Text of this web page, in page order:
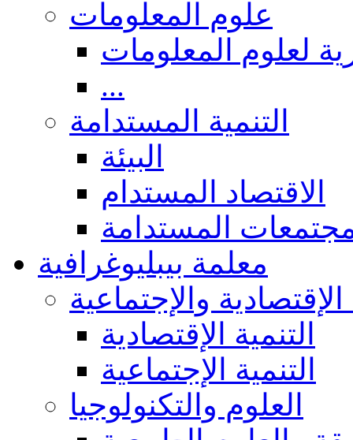
علوم المعلومات
لعلوم المعلومات
...
التنمية المستدامة
البيئة
الاقتصاد المستدام
المستدامة
معلمة بيبليوغرافية
الإقتصادية والإجتماعية
التنمية الإقتصادية
التنمية الإجتماعية
العلوم والتكنولوجيا